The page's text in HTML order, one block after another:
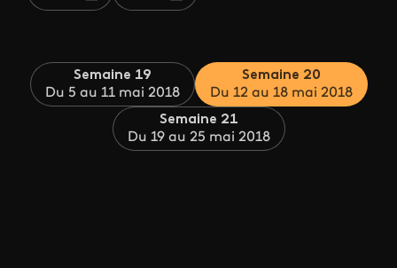
Semaine 19
Du 5 au 11 mai 2018
Semaine 20
Du 12 au 18 mai 2018
Semaine 21
Du 19 au 25 mai 2018